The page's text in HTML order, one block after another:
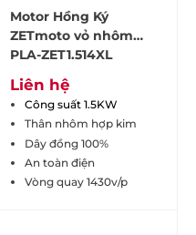
Motor Hồng Ký
ZETmoto vỏ nhôm
PLA-ZET1.514XL
Liên hệ
Công suất 1.5KW
Thân nhôm hợp kim
Dây đồng 100%
An toàn điện
Vòng quay 1430v/p